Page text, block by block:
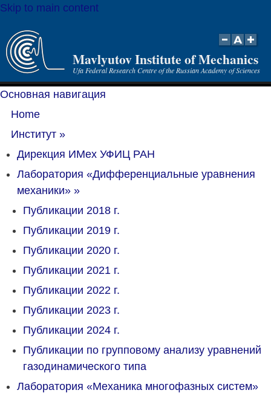
Skip to main content
Mavlyutov Institute of Mechanics
Ufa Federal Research Centre of the Russian Academy of Sciences
Основная навигация
Home
Институт »
Дирекция ИМех УФИЦ РАН
Лаборатория «Дифференциальные уравнения
механики» »
Публикации 2018 г.
Публикации 2019 г.
Публикации 2020 г.
Публикации 2021 г.
Публикации 2022 г.
Публикации 2023 г.
Публикации 2024 г.
Публикации по групповому анализу уравнений
газодинамического типа
Лаборатория «Механика многофазных систем»